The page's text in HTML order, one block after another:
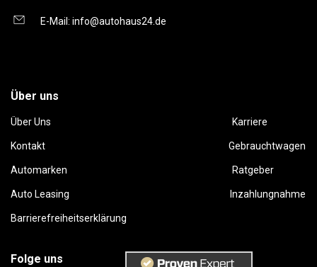
E-Mail: info@autohaus24.de
Über uns
Über Uns Karriere
Kontakt Gebrauchtwagen
Automarken Ratgeber
Auto Leasing Inzahlungnahme
Barrierefreiheitserklärung
Folge uns